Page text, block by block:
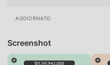
AGGIORNATO
Screenshot